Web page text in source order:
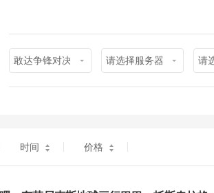
敢达争锋对决 请选择服务器 请
时间 价格